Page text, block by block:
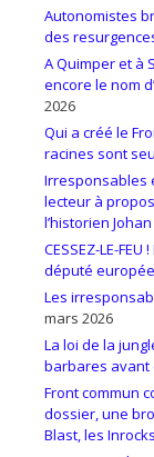
Autonomistes
des
A Quimper et à
encore le nom
2026
Qui a créé le
racines sont
Irresponsables
lecteur à
l’historien
CESSEZ-LE-FEU
député
Les
mars 2026
La loi de la
barbares avant
Front commun
dossier, une
Blast, les